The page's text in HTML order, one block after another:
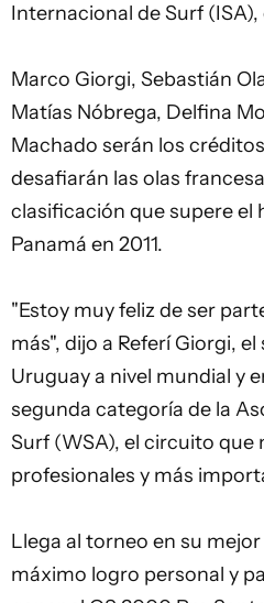
Internacional de Surf
Marco Giorgi, Sebastián
Matías Nóbrega, Delfina
Machado serán los
desafiarán las olas
clasificación que supere el
Panamá en 2011.
"Estoy muy feliz de ser
más", dijo a Referí Giorgi,
Uruguay a nivel mundial y
segunda categoría de la
Surf (WSA), el circuito que
profesionales y más
Llega al torneo en su
máximo logro personal y